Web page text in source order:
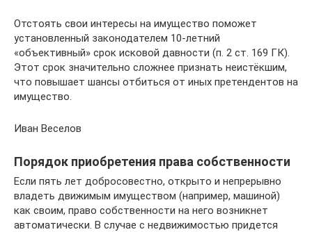
Отстоять свои интересы на имущество поможет
установленный законодателем 10-летний
«объективный» срок исковой давности (п. 2 ст. 169 ГК).
Этот срок значительно сложнее признать неистёкшим,
что повышает шансы отбиться от иных претендентов на
имущество.
Иван Веселов
Порядок приобретения права собственности
Если пять лет добросовестно, открыто и непрерывно
владеть движимым имуществом (например, машиной)
как своим, право собственности на него возникнет
автоматически. В случае с недвижимостью придется